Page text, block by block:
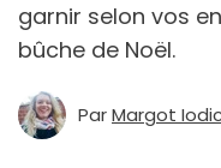
garnir selon vos
bûche de Noël.
ParMargot